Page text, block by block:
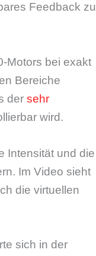
Feedback zu
Motors bei exakt
Bereiche
der sehr
wird.
Intensität und die
Im Video sieht
die virtuellen
sich in der